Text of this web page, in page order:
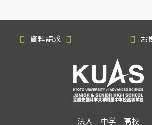
資料請求 お
法人 中学 高校